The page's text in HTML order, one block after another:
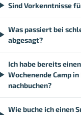
Sind Vorkenntnisse
Was passiert bei
abgesagt?
Ich habe bereits
Wochenende Camp
nachbuchen?
Wie buche ich einen